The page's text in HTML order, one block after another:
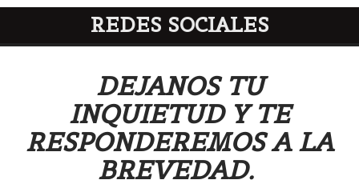
REDES SOCIALES
DEJANOS TU
INQUIETUD Y TE
RESPONDEREMOS A LA
BREVEDAD.